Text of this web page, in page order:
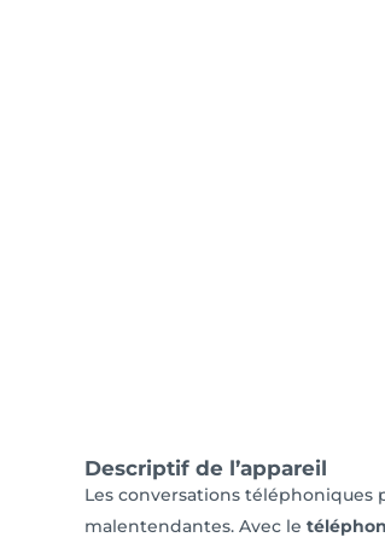
Descriptif de l’appareil
Les conversations
malentendantes. Avec le